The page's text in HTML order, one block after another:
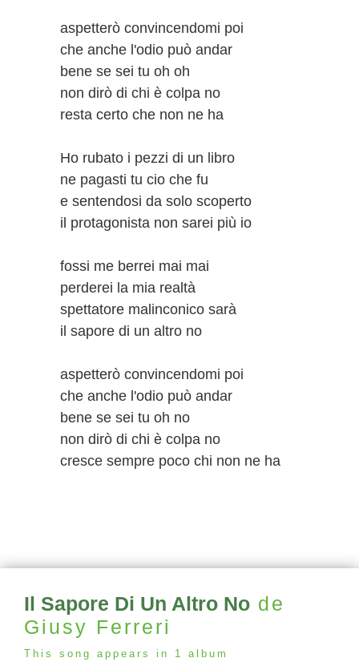
aspetterò convincendomi poi
che anche l'odio può andar
bene se sei tu oh oh
non dirò di chi è colpa no
resta certo che non ne ha
Ho rubato i pezzi di un libro
ne pagasti tu cio che fu
e sentendosi da solo scoperto
il protagonista non sarei più io
fossi me berrei mai mai
perderei la mia realtà
spettatore malinconico sarà
il sapore di un altro no
aspetterò convincendomi poi
che anche l'odio può andar
bene se sei tu oh no
non dirò di chi è colpa no
cresce sempre poco chi non ne ha
Il Sapore Di Un Altro No de
Giusy Ferreri
This song appears in 1 album